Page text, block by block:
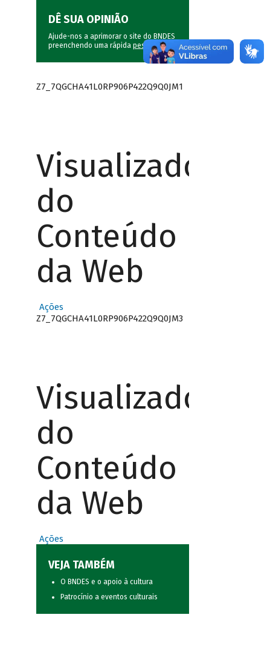
DÊ SUA OPINIÃO
Ajude-nos a aprimorar o site do BNDES
preenchendo uma rápida pesquisa.
Z7_7QGCHA41L0RP906P422Q9Q0JM1
Visualizador
do
Conteúdo
da Web
Ações
Z7_7QGCHA41L0RP906P422Q9Q0JM3
Visualizador
do
Conteúdo
da Web
Ações
VEJA TAMBÉM
O BNDES e o apoio à cultura
Patrocínio a eventos culturais